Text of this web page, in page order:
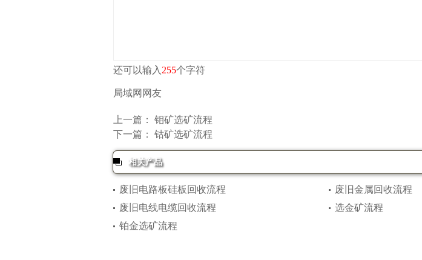
还可以输入 255个字符
局域网网友
上一篇： 钼矿选矿流程
下一篇： 钴矿选矿流程
相关产品
废旧电路板硅板回收流程
废旧金属回收流程
废旧电线电缆回收流程
选金矿流程
铂金选矿流程